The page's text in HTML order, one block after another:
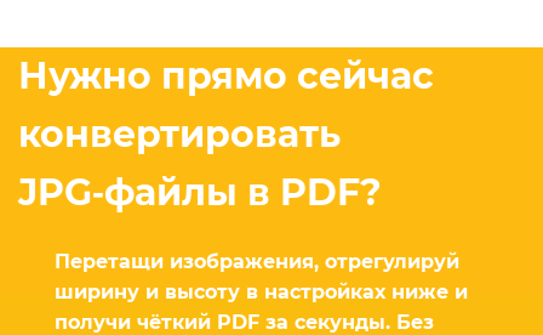
Нужно прямо сейчас
конвертировать
JPG‑файлы в PDF?
Перетащи изображения, отрегулируй
ширину и высоту в настройках ниже и
получи чёткий PDF за секунды. Без